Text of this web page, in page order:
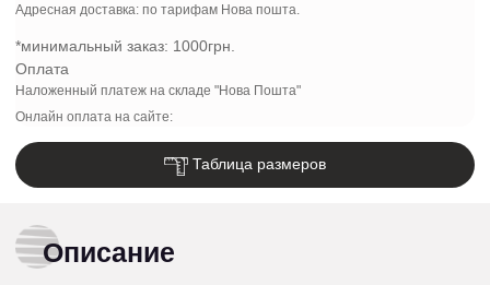
Адресная доставка: по тарифам Нова пошта.
*минимальный заказ: 1000грн.
Оплата
Наложенный платеж на складе "Нова Пошта"
Онлайн оплата на сайте:
Таблица размеров
Описание